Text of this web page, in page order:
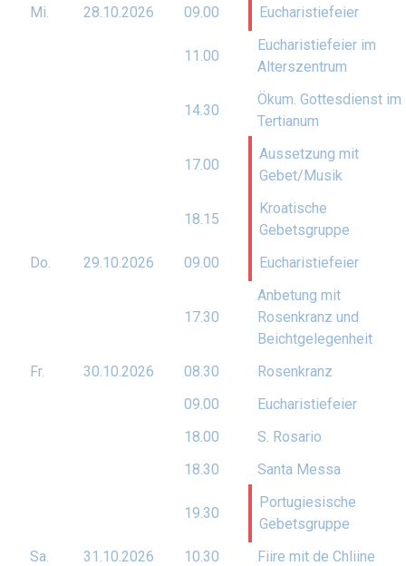
Mi.
28.10.2026 09.00 Eucharistiefeier
11.00
Eucharistiefeier im
Alterszentrum
14.30
Ökum. Gottesdienst im
Tertianum
17.00
Aussetzung mit
Gebet/Musik
18.15
Kroatische
Gebetsgruppe
Do.
29.10.2026 09.00 Eucharistiefeier
17.30
Anbetung mit
Rosenkranz und
Beichtgelegenheit
Fr.
30.10.2026 08.30
Rosenkranz
09.00
Eucharistiefeier
18.00
S. Rosario
18.30
Santa Messa
19.30
Portugiesische
Gebetsgruppe
Sa.
31.10.2026 10.30
Fiire mit de Chliine